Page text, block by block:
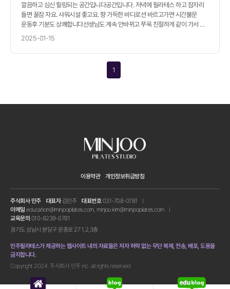
깔끔하고 심신 힐링되는 공간입니다공간입니다. 저녁에 필라테스 하고 잠자리
들면 꿀잠 자요. 샤워시설 좋고요. 향 가득한 바디로션 바르고가면 시간불문
운동후 기분도 상쾌합니다선생님도 계속 안바뀌고 쭈욱 친절하게 같이 가서 제
몸 상태를 고려해서 수업진행해주세여 추천입니다~♡
2025-01-15
1
이용약관 개인정보취급방침
주식회사 민주 대표자김민주 대표번호031-708-0781
이메일 education@minjoopilates.com, minjoo.kim@minjoopilates.com
교육문의 010-8239-0781
경기도 성남시 분당구 운중로 27 1,2,3층
민주필라테스가 제공하는 웹사이트 내의 자료들은 저자 허락 없는 무단 복제, 전송, 배포, 도용을
금지합니다.
Copyright 2024. 주식회사 민주 inc. all rights reserved